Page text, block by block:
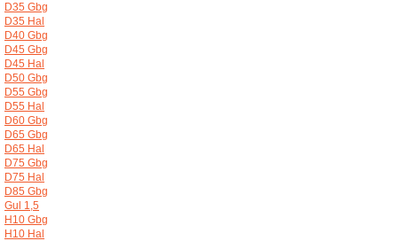
D35 Gbg
D35 Hal
D40 Gbg
D45 Gbg
D45 Hal
D50 Gbg
D55 Gbg
D55 Hal
D60 Gbg
D65 Gbg
D65 Hal
D75 Gbg
D75 Hal
D85 Gbg
Gul 1,5
H10 Gbg
H10 Hal